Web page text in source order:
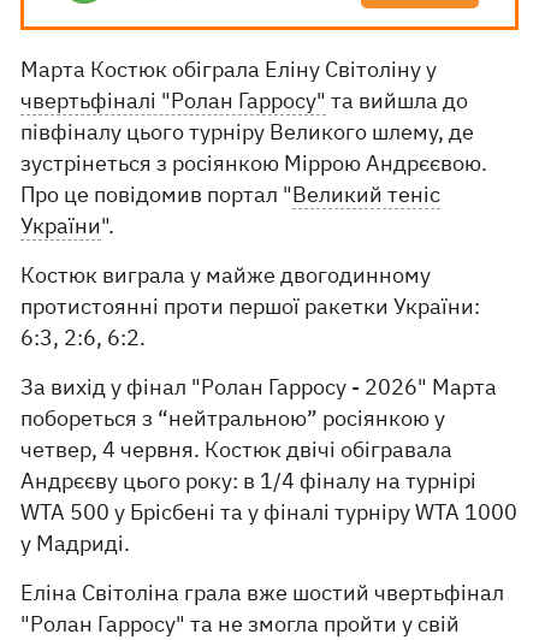
Марта Костюк обіграла Еліну Світоліну у
чвертьфіналі "Ролан Гарросу" та вийшла до
півфіналу цього турніру Великого шлему, де
зустрінеться з росіянкою Міррою Андрєєвою.
Про це повідомив портал "Великий теніс
України".
Костюк виграла у майже двогодинному
протистоянні проти першої ракетки України:
6:3, 2:6, 6:2.
За вихід у фінал "Ролан Гарросу - 2026" Марта
побореться з “нейтральною” росіянкою у
четвер, 4 червня. Костюк двічі обігравала
Андрєєву цього року: в 1/4 фіналу на турнірі
WTA 500 у Брісбені та у фіналі турніру WTA 1000
у Мадриді.
Еліна Світоліна грала вже шостий чвертьфінал
"Ролан Гарросу" та не змогла пройти у свій